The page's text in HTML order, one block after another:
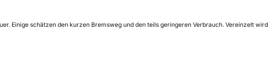
Einige schätzen den kurzen Bremsweg und den teils geringeren Verbrauch. Vereinzelt wird